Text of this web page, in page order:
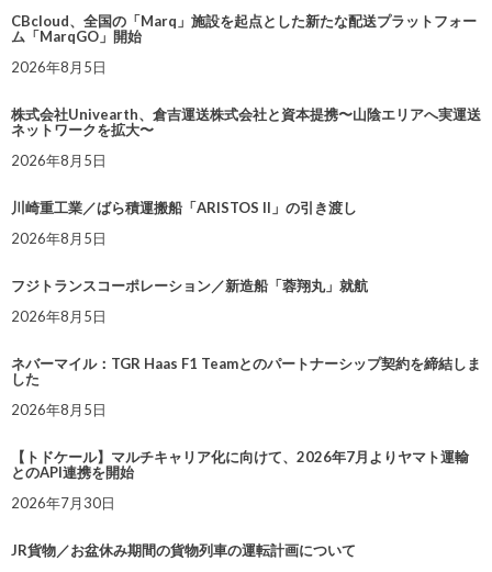
CBcloud、全国の「Marq」施設を起点とした新たな配送プラットフォー
ム「MarqGO」開始
2026年8月5日
株式会社Univearth、倉吉運送株式会社と資本提携〜山陰エリアへ実運送
ネットワークを拡大〜
2026年8月5日
川崎重工業／ばら積運搬船「ARISTOS II」の引き渡し
2026年8月5日
フジトランスコーポレーション／新造船「蓉翔丸」就航
2026年8月5日
ネバーマイル：TGR Haas F1 Teamとのパートナーシップ契約を締結しま
した
2026年8月5日
【トドケール】マルチキャリア化に向けて、2026年7月よりヤマト運輸
とのAPI連携を開始
2026年7月30日
JR貨物／お盆休み期間の貨物列車の運転計画について